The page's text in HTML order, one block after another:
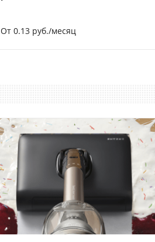
От 0.13 руб./месяц